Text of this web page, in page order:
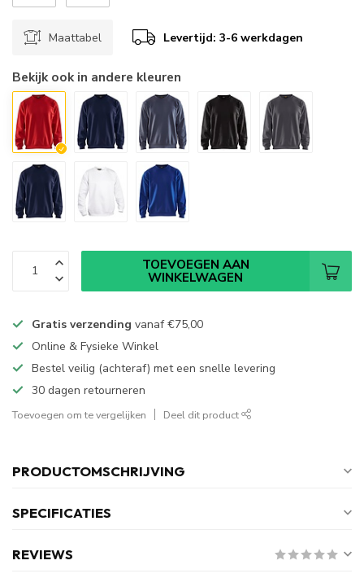
Maattabel Levertijd: 3-6 werkdagen
Bekijk ook in andere kleuren
TOEVOEGEN AAN
WINKELWAGEN
Gratis verzending vanaf€75,00
Online & Fysieke Winkel
Bestel veilig (achteraf) met een snelle levering
30 dagen retourneren
Toevoegen om te vergelijken Deel dit product
PRODUCTOMSCHRIJVING
SPECIFICATIES
REVIEWS